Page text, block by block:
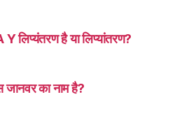
लिप्यंतरण है या लिप्यांतरण?
का नाम है?